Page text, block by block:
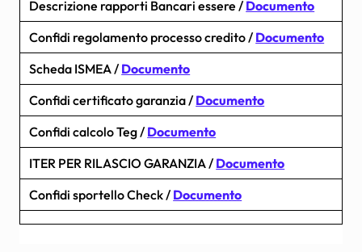
Descrizione rapporti Bancari essere /Documento
Confidi regolamento processo credito /Documento
Scheda ISMEA /Documento
Confidi certificato garanzia /Documento
Confidi calcolo Teg /Documento
ITER PER RILASCIO GARANZIA /Documento
Confidi sportello Check /Documento